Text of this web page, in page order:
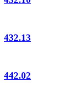
432.13
442.02